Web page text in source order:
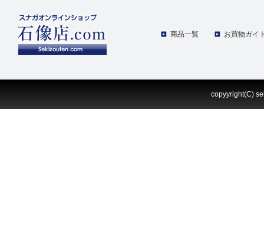
商品一覧 お買物ガイ
copyyright(C)